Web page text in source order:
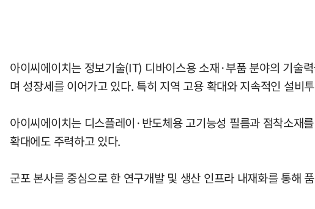
아이씨에이치는 정보기술(IT) 디바이스용 소재·부품 분야의 기
며 성장세를 이어가고 있다. 특히 지역 고용 확대와 지속적인 설비
아이씨에이치는 디스플레이·반도체용 고기능성 필름과 점착소재
확대에도 주력하고 있다.
군포 본사를 중심으로 한 연구개발 및 생산 인프라 내재화를 통해